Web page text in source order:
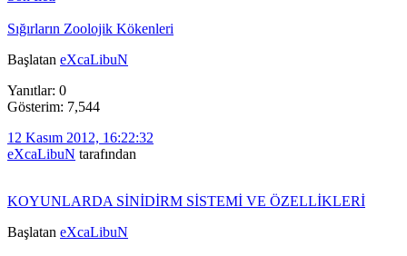
Sığırların Zoolojik Kökenleri
Başlatan eXcaLibuN
Yanıtlar: 0
Gösterim: 7,544
12 Kasım 2012, 16:22:32
eXcaLibuN tarafından
KOYUNLARDA SİNİDİRM SİSTEMİ VE ÖZELLİKLERİ
Başlatan eXcaLibuN